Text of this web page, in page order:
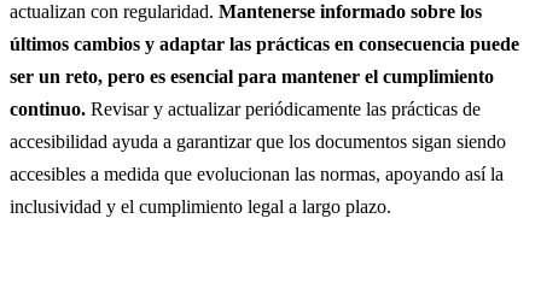
actualizan con regularidad. Mantenerse informado sobre los
últimos cambios y adaptar las prácticas en consecuencia puede
ser un reto, pero es esencial para mantener el cumplimiento
continuo. Revisar y actualizar periódicamente las prácticas de
accesibilidad ayuda a garantizar que los documentos sigan siendo
accesibles a medida que evolucionan las normas, apoyando así la
inclusividad y el cumplimiento legal a largo plazo.